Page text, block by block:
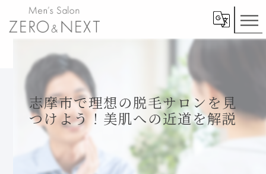
志摩市で理想の脱毛サロンを見
つけよう！美肌への近道を解説